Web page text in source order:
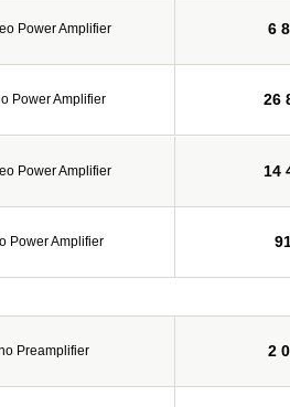
Power Amplifier 6
Power Amplifier 26
Power Amplifier 14
Power Amplifier
Preamplifier 2